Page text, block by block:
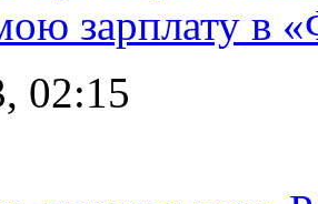
зарплату в
02:15